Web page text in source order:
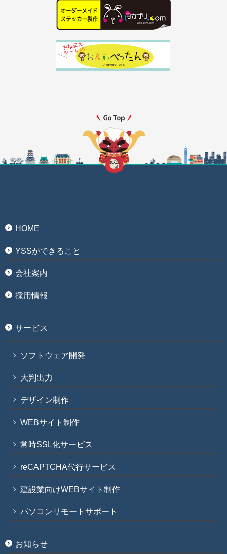
HOME
YSSができること
会社案内
採用情報
サービス
ソフトウェア開発
大判出力
デザイン制作
WEBサイト制作
常時SSL化サービス
reCAPTCHA代行サービス
建設業向けWEBサイト制作
パソコンリモートサポート
お知らせ